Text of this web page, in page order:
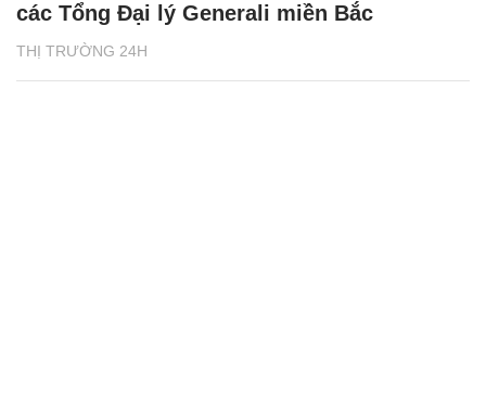
THỊ TRƯỜNG 24H
các Tổng Đại lý Generali miền Bắc